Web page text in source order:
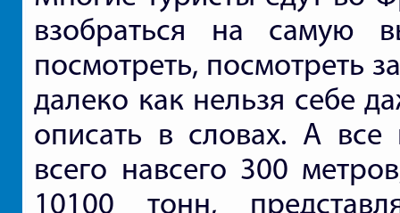
взобраться на самую
посмотреть, посмотреть
далеко как нельзя себе
описать в словах. А
всего навсего 300
10100 тонн,